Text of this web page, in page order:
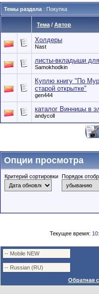
Темы раздела : Покупка
Тема / Автор
Холдеры
Nast
листы-вкладыши
Samokhodkin
Куплю книгу "По
старой открытке"
gen444
каталог Винницы в
andycoll
Опции просмотра
Критерий сортировки Порядок
Текущее время:
Обратная